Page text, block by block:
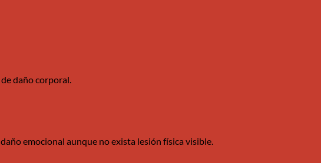
daño corporal.
emocional aunque no exista lesión física visible.